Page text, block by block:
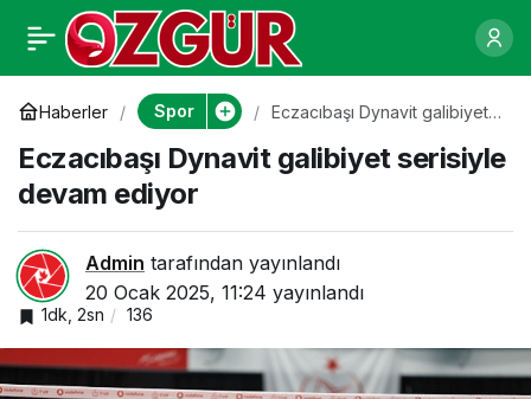
Haberler Spor
Eczacıbaşı Dynavit galibiyet
Eczacıbaşı Dynavit galibiyet serisiyle
devam ediyor
Admin tarafından yayınlandı
20 Ocak 2025, 11:24 yayınlandı
1dk, 2sn 136
Nissan Formula E
Takımı muhteşem bir
zafer elde etti
Paylaş